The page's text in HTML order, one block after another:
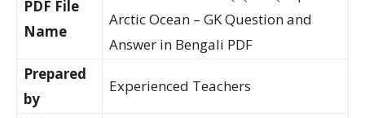
PDF File
Name
Arctic Ocean – GK Question and
Answer in Bengali PDF
Prepared
by
Experienced Teachers